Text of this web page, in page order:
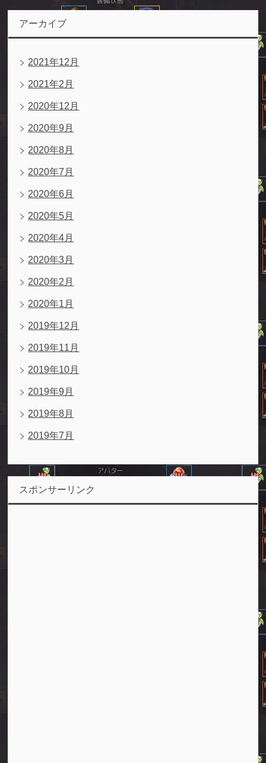
アーカイブ
2021年12月
2021年2月
2020年12月
2020年9月
2020年8月
2020年7月
2020年6月
2020年5月
2020年4月
2020年3月
2020年2月
2020年1月
2019年12月
2019年11月
2019年10月
2019年9月
2019年8月
2019年7月
スポンサーリンク